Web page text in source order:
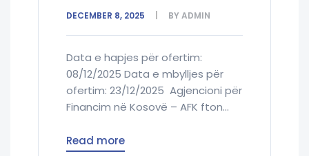
DECEMBER 8, 2025 BYADMIN
Data e hapjes për ofertim:
08/12/2025 Data e mbylljes për
ofertim: 23/12/2025 Agjencioni për
Financim në Kosovë – AFK fton...
Read more